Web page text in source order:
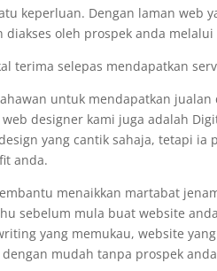
keperluan. Dengan laman web
oleh prospek anda melalui
terima selepas mendapatkan
untuk mendapatkan
designer kami juga adalah
yang cantik sahaja, tetapi
anda.
menaikkan martabat
sebelum mula buat website
yang memukau, website
mudah tanpa prospek